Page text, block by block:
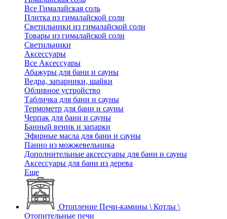
Все Гималайская соль
Плитка из гималайской соли
Светильники из гималайской соли
Товары из гималайской соли
Светильники
Аксессуары
Все Аксессуары
Абажуры для бани и сауны
Ведра, запарники, шайки
Обливное устройство
Табличка для бани и сауны
Термометр для бани и сауны
Черпак для бани и сауны
Банный веник и запарки
Эфирные масла для бани и сауны
Панно из можжевельника
Дополнительные аксессуары для бани и сауны
Аксессуары для бани из дерева
Еще
Отопление Печи-камины \ Котлы \
Отопительные печи